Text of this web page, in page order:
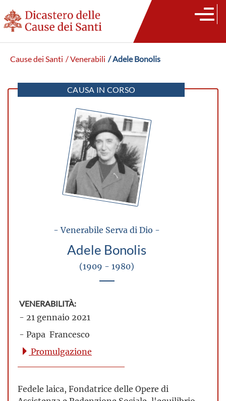
Cause dei Santi / Venerabili / Adele Bonolis
CAUSA IN CORSO
- Venerabile Serva di Dio -
Adele Bonolis
(1909 - 1980)
VENERABILITÀ:
- 21 gennaio 2021
- Papa Francesco
Promulgazione
Fedele laica, Fondatrice delle Opere di